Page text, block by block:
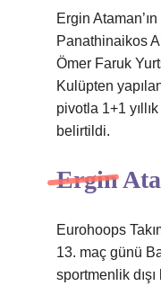
Ergin
Panathinaikos
Ömer Faruk
Kulüpten
pivotla 1+1
belirtildi.
Ergin
Eurohoops
13. maç günü
sportmenlik